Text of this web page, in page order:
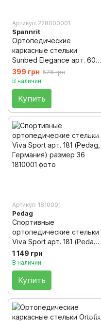
Артикул: 228000001
Spannrit
Ортопедические
каркасные стельки
Sunbed Elegance арт. 600,
Spannrit (Германия)
Размер 36
399 грн 576 грн
В наличии
Купить
Артикул: 1810001
Pedag
Спортивные
ортопедические стельки
Viva Sport арт. 181 (Pedag,
Германия) размер 36
1 149 грн
В наличии
Купить